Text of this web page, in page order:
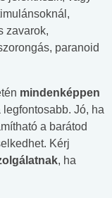
zavarok,
paranoid
mindenképpen
legfontosabb. Jó, ha
a barátod
Kérj
, ha